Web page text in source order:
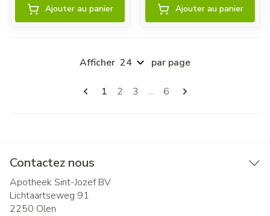
Ajouter au panier Ajouter au panier
Pages
Vous lisez actuellement la page
1 Page
2 Page
3 ... Page
6
Afficher par page
Contactez nous
Apotheek Sint-Jozef BV
Lichtaartseweg 91
2250 Olen